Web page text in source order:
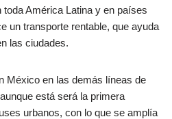
América Latina y en países
un transporte rentable, que ayuda
las ciudades.
México en las demás líneas de
está será la primera
urbanos, con lo que se amplía